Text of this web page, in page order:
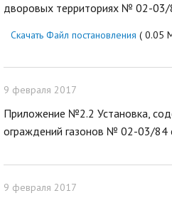
дворовых территориях № 02-
Скачать Файл постановления ( 0.05
9 февраля 2017
Приложение №2.2 Установка,
ограждений газонов № 02-03/84
9 февраля 2017